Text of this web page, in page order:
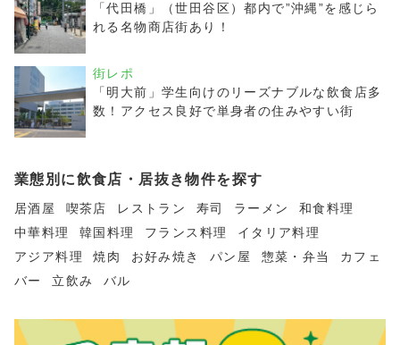
「代田橋」（世田谷区）都内で”沖縄”を感じら
れる名物商店街あり！
街レポ
「明大前」学生向けのリーズナブルな飲食店多
数！アクセス良好で単身者の住みやすい街
業態別に飲食店・居抜き物件を探す
居酒屋 喫茶店 レストラン 寿司 ラーメン
和食料理
中華料理
韓国料理 フランス料理
イタリア料理
アジア料理
焼肉 お好み焼き パン屋 惣菜・弁当
カフェ
バー
立飲み バル